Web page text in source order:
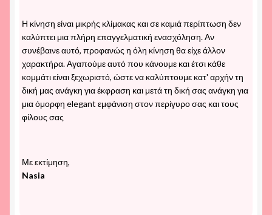
Η κίνηση είναι μικρής κλίμακας και σε καμιά περίπτωση δεν
καλύπτει μια πλήρη επαγγελματική ενασχόληση. Αν
συνέβαινε αυτό, προφανώς η όλη κίνηση θα είχε άλλον
χαρακτήρα. Αγαπούμε αυτό που κάνουμε και έτσι κάθε
κομμάτι είναι ξεχωριστό, ώστε να καλύπτουμε κατ' αρχήν τη
δική μας ανάγκη για έκφραση και μετά τη δική σας ανάγκη για
μια όμορφη elegant εμφάνιση στον περίγυρο σας και τους
φίλους σας
Με εκτίμηση,
Nasia